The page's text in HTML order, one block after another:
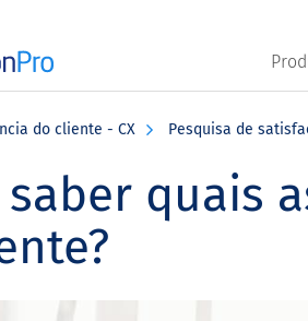
do cliente - CX Pesquisa de
saber quais